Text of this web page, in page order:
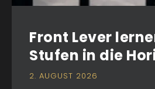
Front Lever
Stufen in die
2. AUGUST 2026